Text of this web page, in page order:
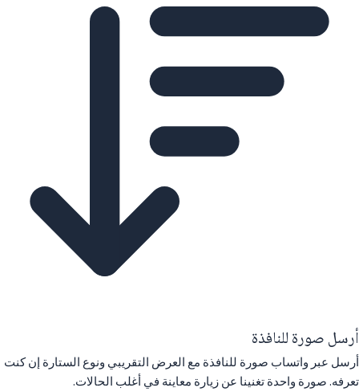
أرسل صورة للنافذة
أرسل عبر واتساب صورة للنافذة مع العرض التقريبي ونوع الستارة إن كنت
تعرفه. صورة واحدة تغنينا عن زيارة معاينة في أغلب الحالات.